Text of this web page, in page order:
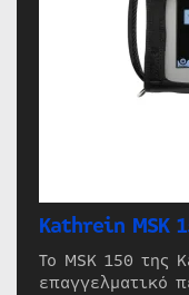
Kathrein MSK
Το MSK 150 της
επαγγελματικό